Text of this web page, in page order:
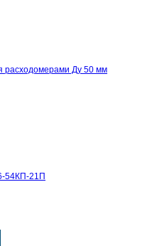
расходомерами Ду 50 мм
54КП-21П